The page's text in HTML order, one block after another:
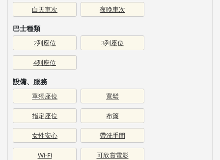
白天車次 夜晚車次
巴士種類
2列座位 3列座位
4列座位
設備、服務
單獨座位 寬鬆
指定座位 布簾
女性安心 帶洗手間
Wi-Fi 可欣賞電影